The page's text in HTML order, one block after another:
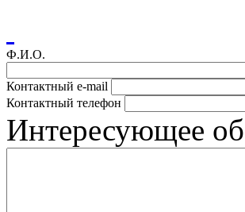
Ф.И.О.
Контактный e-mail
Контактный телефон
Интересующее